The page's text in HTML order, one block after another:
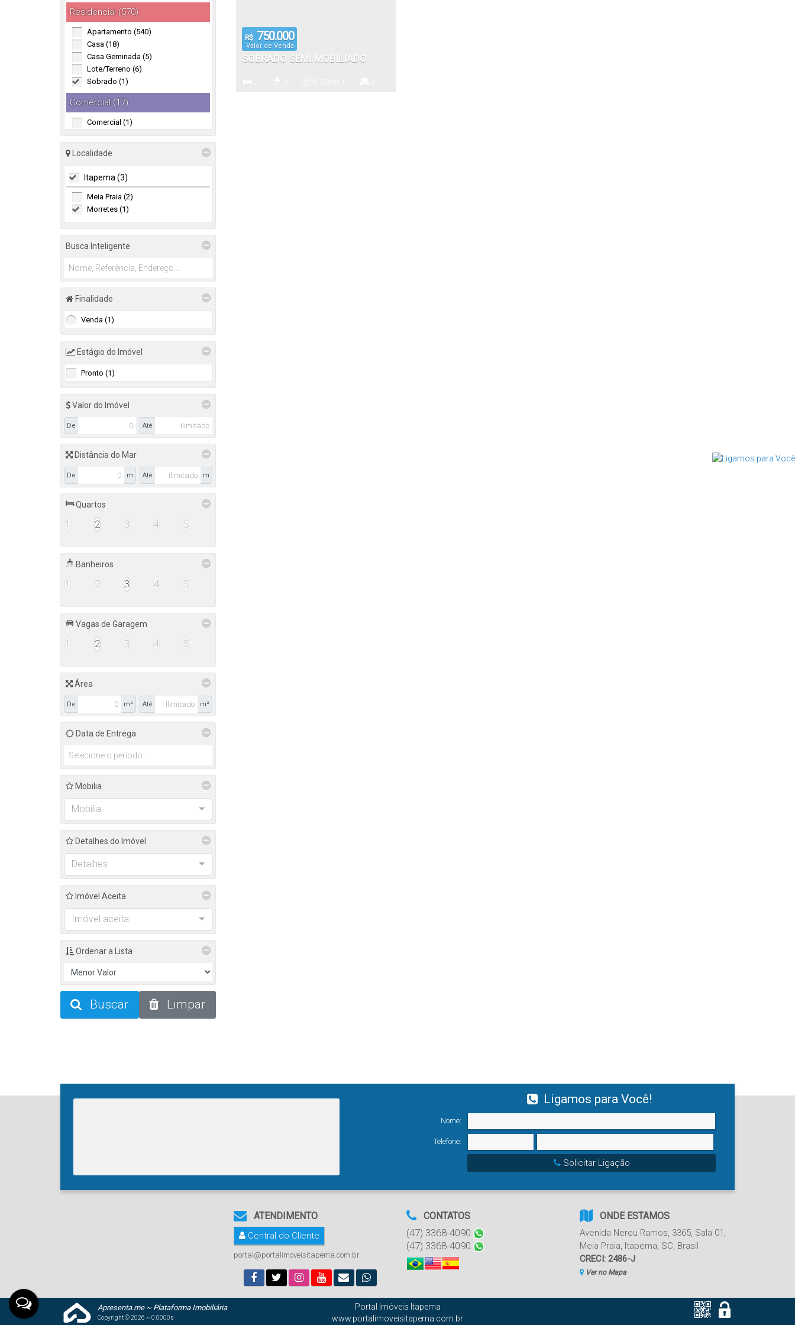
Residencial (570)
Apartamento (540)
Casa (18)
Casa Geminada (5)
Lote/Terreno (6)
Sobrado (1)
Comercial (17)
Comercial (1)
Salas Comerciais (16)
Localidade
Itapema (3)
Meia Praia (2)
Morretes (1)
Busca Inteligente
Finalidade
Venda (1)
Estágio do Imóvel
Pronto (1)
Valor do Imóvel
De Até
Distância do Mar
De m Até m
Quartos
1 2 3 4 5
Banheiros
1 2 3 4 5
Vagas de Garagem
1 2 3 4 5
Área
De m² Até m²
Data de Entrega
Mobilia
Mobília
Detalhes do Imóvel
Detalhes
Imóvel Aceita
Imóvel aceita
Ordenar a Lista
Buscar Limpar
R$ 750.000
Valor de Venda
SOBRADO SEMI MOBILIADO
Ligamos para Você!
Nome:
Telefone:
Solicitar Ligação
ATENDIMENTO
Central do Cliente
portal@portalimoveisitapema.com.br
CONTATOS
(47) 3368-4090
(47) 3368-4090
ONDE ESTAMOS
Avenida Nereu Ramos, 3365, Sala 01 ,
Meia Praia, Itapema, SC, Brasil
CRECI: 2486-J
Ver no Mapa
Apresenta.me ~ Plataforma Imobiliária
Copyright © 2026 ~ 0.0000s
Portal Imóveis Itapema
www.portalimoveisitapema.com.br